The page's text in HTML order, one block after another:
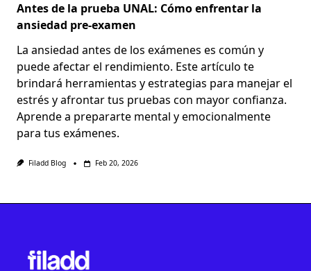
Antes de la prueba UNAL: Cómo enfrentar la
ansiedad pre-examen
La ansiedad antes de los exámenes es común y
puede afectar el rendimiento. Este artículo te
brindará herramientas y estrategias para manejar el
estrés y afrontar tus pruebas con mayor confianza.
Aprende a prepararte mental y emocionalmente
para tus exámenes.
Filadd Blog Feb 20, 2026